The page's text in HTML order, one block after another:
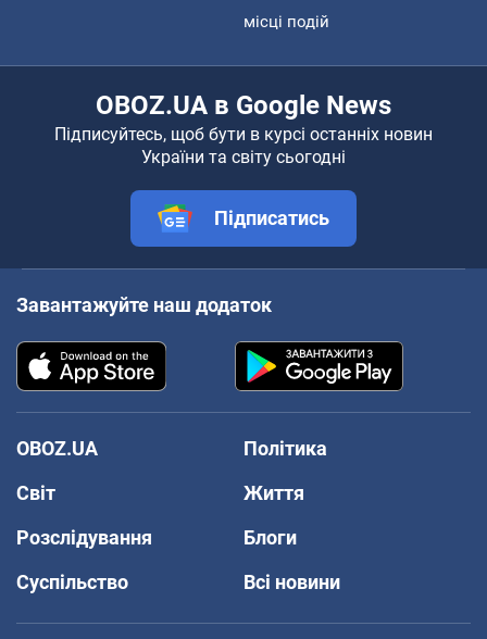
місці подій
OBOZ.UA в Google News
Підписуйтесь, щоб бути в курсі останніх новин
України та світу сьогодні
Підписатись
Завантажуйте наш додаток
OBOZ.UA
Політика
Світ
Життя
Розслідування
Блоги
Суспільство
Всі новини